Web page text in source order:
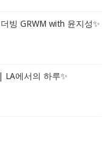
빙 GRWM with 윤지성✨
LA에서의 하루✨